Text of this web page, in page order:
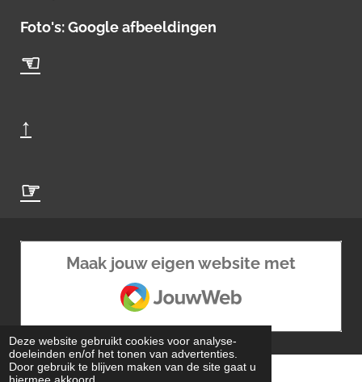
Deze website gebruikt cookies voor analyse-
doeleinden en/of het tonen van advertenties.
Door gebruik te blijven maken van de site gaat u
Foto's: Google afbeeldingen
☜
↑
☞
Maak jouw eigen website met
JouwWeb
.